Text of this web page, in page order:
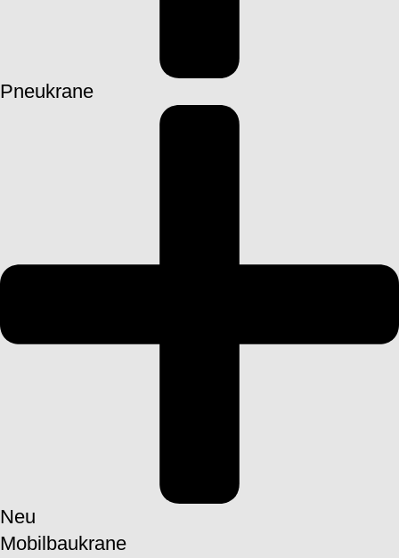
Pneukrane
Neu
Mobilbaukrane